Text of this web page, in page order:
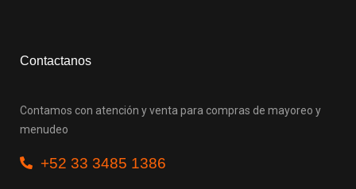
Contactanos
Contamos con atención y venta para compras de mayoreo y
menudeo
+52 33 3485 1386